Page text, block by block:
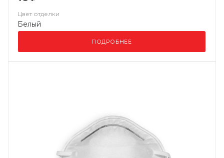
Цвет отделки
Белый
ПОДРОБНЕЕ